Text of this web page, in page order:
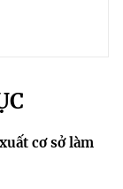
cơ sở làm